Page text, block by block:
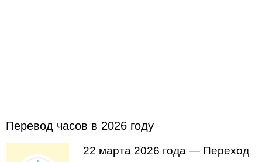
Перевод часов в 2026 году
22 марта 2026 года — Переход